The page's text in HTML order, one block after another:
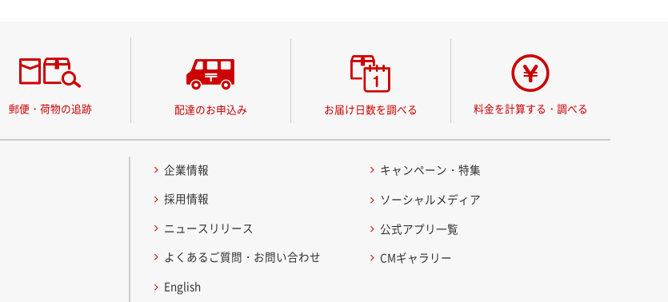
郵便・荷物の追跡 配達のお申込み お届け日数を調べる 料金を計算する・調べる
企業情報
採用情報
ニュースリリース
よくあるご質問・お問い合わせ
English
キャンペーン・特集
ソーシャルメディア
公式アプリ一覧
CMギャラリー